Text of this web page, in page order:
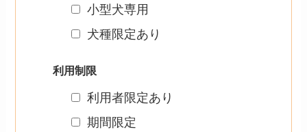
小型犬専用
犬種限定あり
利用制限
利用者限定あり
期間限定